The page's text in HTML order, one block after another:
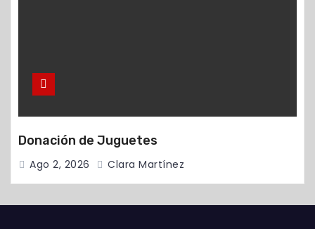
Donación de Juguetes
Ago 2, 2026 Clara Martínez